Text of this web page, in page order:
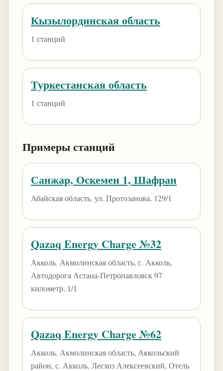
Кызылординская область
1 станций
Туркестанская область
1 станций
Примеры станций
Санжар, Оскемен 1, Шафран
Абайская область. ул. Протозанова, 129/1
Qazaq Energy Charge №32
Акколь. Акмолинская область, с. Акколь,
Автодорога Астана-Петропавловск 97
километр, 1/1
Qazaq Energy Charge №62
Акколь. Акмолинская область, Аккольский
район, с. Акколь, Лесхоз Алексеевский, Отель